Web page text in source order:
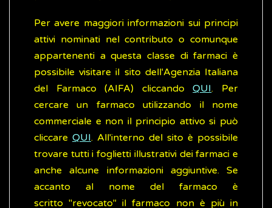
Per avere maggiori informazioni sui principi
attivi nominati nel contributo o comunque
appartenenti a questa classe di farmaci è
possibile visitare il sito dell'Agenzia Italiana
del Farmaco (AIFA) cliccandoQUI. Per
cercare un farmaco utilizzando il nome
commerciale e non il principio attivo si può
cliccare QUI. All'interno del sito è possibile
trovare tutti i foglietti illustrativi dei farmaci e
anche alcune informazioni aggiuntive. Se
accanto al nome del farmaco è
scritto "revocato" il farmaco non è più in